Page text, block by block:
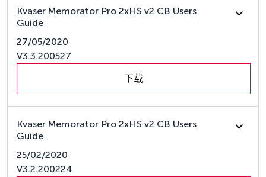
Kvaser Memorator Pro 2xHS v2 CB Users
Guide
27/05/2020
V3.3.200527
下载
Kvaser Memorator Pro 2xHS v2 CB Users
Guide
25/02/2020
V3.2.200224